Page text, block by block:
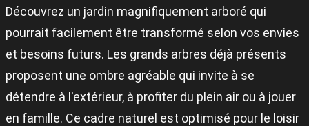
Découvrez un jardin magnifiquement arboré qui
pourrait facilement être transformé selon vos envies
et besoins futurs. Les grands arbres déjà présents
proposent une ombre agréable qui invite à se
détendre à l'extérieur, à profiter du plein air ou à jouer
en famille. Ce cadre naturel est optimisé pour le loisir